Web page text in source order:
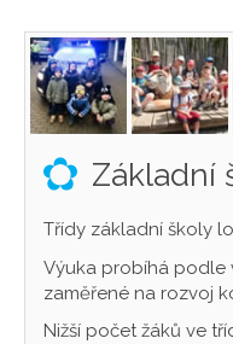
Základní
Třídy základní školy
Výuka probíhá podle
zaměřené na rozvoj
Nižší počet žáků ve